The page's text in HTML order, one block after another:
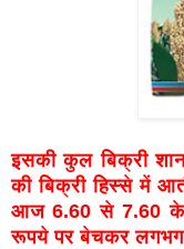
इसकी कुल बिक्री
की बिक्री हिस्से में
आज 6.60 से 7.60 के
रूपये पर बेचकर लगभग